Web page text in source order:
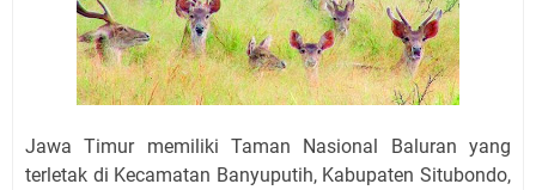
Jawa Timur memiliki Taman Nasional Baluran yang
terletak di Kecamatan Banyuputih, Kabupaten Situbondo,